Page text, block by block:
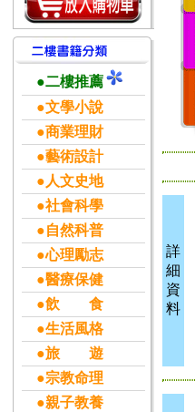
●二樓推薦
●文學小說
●商業理財
●藝術設計
●人文史地
●社會科學
●自然科普
●心理勵志
●醫療保健
●飲 食
●生活風格
●旅 遊
●宗教命理
●親子教養
詳
細
資
料